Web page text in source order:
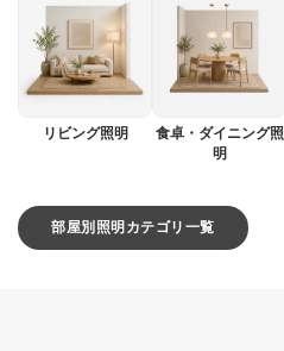
リビング照明
食卓・ダイニング照
明
部屋別照明カテゴリ一覧